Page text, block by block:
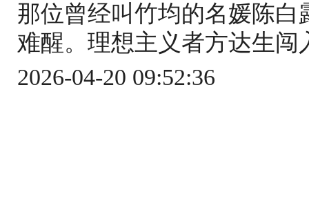
那位曾经叫竹均的名媛陈
难醒。理想主义者方达生
2026-04-20 09:52:36